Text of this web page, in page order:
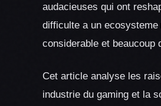
audacieuses qui ont
difficulte a un
considerable et beaucoup
Cet article analyse les
industrie du gaming et la